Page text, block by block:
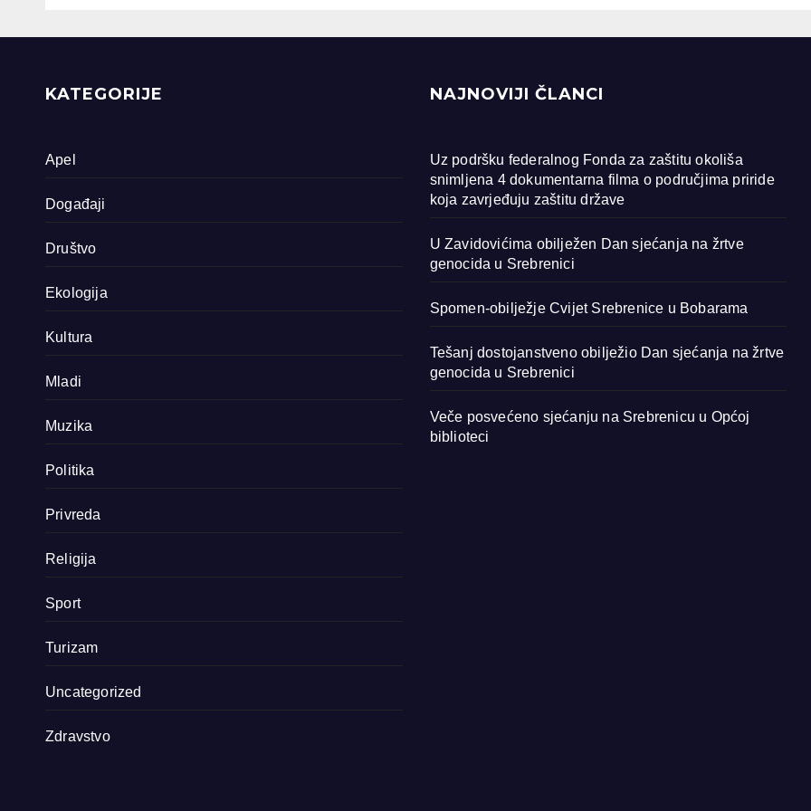
priride koja
države
KATEGORIJE
Apel
Događaji
Društvo
Ekologija
Kultura
Mladi
Muzika
Politika
Privreda
Religija
Sport
Turizam
Uncategorized
Zdravstvo
NAJNOVIJI ČLANCI
Uz podršku federalnog Fonda za zaštitu okoliša
snimljena 4 dokumentarna filma o područjima priride
koja zavrjeđuju zaštitu države
U Zavidovićima obilježen Dan sjećanja na žrtve
genocida u Srebrenici
Spomen-obilježje Cvijet Srebrenice u Bobarama
Tešanj dostojanstveno obilježio Dan sjećanja na žrtve
genocida u Srebrenici
Veče posvećeno sjećanju na Srebrenicu u Općoj
biblioteci